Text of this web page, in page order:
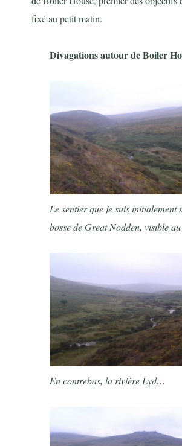
fixé au petit matin.
Divagations autour de Boiler
Le sentier que je suis initialement
bosse de Great Nodden, visible
En contrebas, la rivière Lyd…